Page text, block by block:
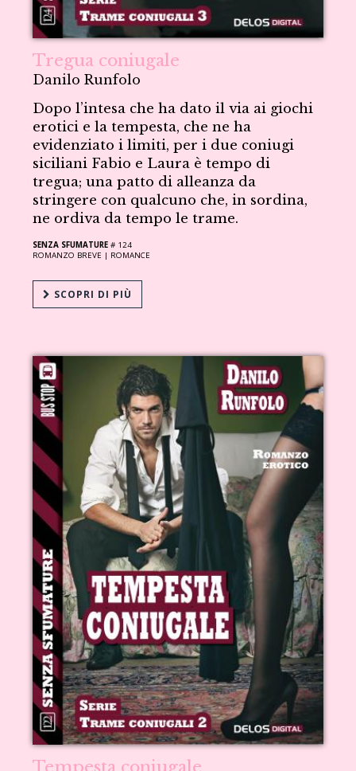
Tregua coniugale
Danilo Runfolo
Dopo l’intesa che ha dato il via ai giochi
erotici e la tempesta, che ne ha
evidenziato i limiti, per i due coniugi
siciliani Fabio e Laura è tempo di
tregua; una patto di alleanza da
stringere con qualcuno che, in sordina,
ne ordiva da tempo le trame.
SENZA SFUMATURE # 124
ROMANZO BREVE | ROMANCE
SCOPRI DI PIÙ
Tempesta coniugale